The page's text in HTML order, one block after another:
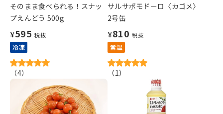
そのまま食べられる！スナッ
プえんどう 500g
¥595 税抜
冷凍
（4）
サルサポモドーロ〈カゴメ〉
2号缶
¥810 税抜
常温
（1）